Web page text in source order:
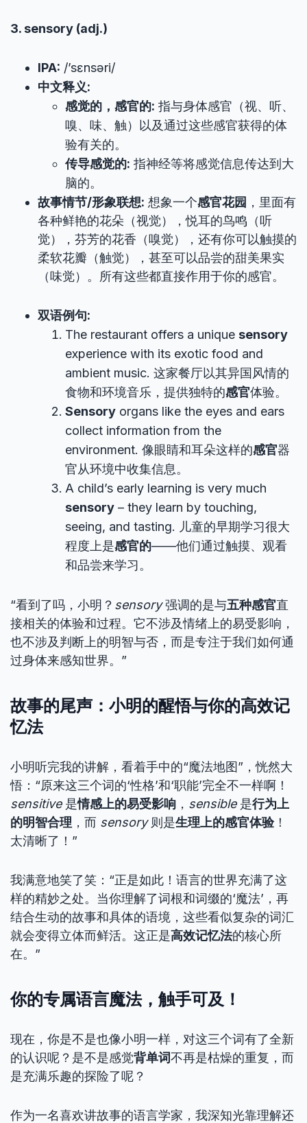
3. sensory (adj.)
IPA: /’sɛnsəri/
中文释义:
感觉的，感官的: 指与身体感官（视、听、
嗅、味、触）以及通过这些感官获得的体
验有关的。
传导感觉的: 指神经等将感觉信息传达到大
脑的。
故事情节/形象联想: 想象一个感官花园 ，里面有
各种鲜艳的花朵（视觉），悦耳的鸟鸣（听
觉），芬芳的花香（嗅觉），还有你可以触摸的
柔软花瓣（触觉），甚至可以品尝的甜美果实
（味觉）。所有这些都直接作用于你的感官。
双语例句:
The restaurant offers a unique sensory
experience with its exotic food and
ambient music. 这家餐厅以其异国风情的
食物和环境音乐，提供独特的感官体验。
Sensory organs like the eyes and ears
collect information from the
environment. 像眼睛和耳朵这样的感官器
官从环境中收集信息。
A child’s early learning is very much
sensory – they learn by touching,
seeing, and tasting. 儿童的早期学习很大
程度上是感官的——他们通过触摸、观看
和品尝来学习。
“看到了吗，小明？ sensory强调的是与五种感官直
接相关的体验和过程。它不涉及情绪上的易受影响，
也不涉及判断上的明智与否，而是专注于我们如何通
过身体来感知世界。”
故事的尾声：小明的醒悟与你的高效记
忆法
小明听完我的讲解，看着手中的“魔法地图”，恍然大
悟：“原来这三个词的‘性格’和‘职能’完全不一样啊！
sensitive是情感上的易受影响 ， sensible是行为上
的明智合理 ，而 sensory则是生理上的感官体验！
太清晰了！”
我满意地笑了笑：“正是如此！语言的世界充满了这
样的精妙之处。当你理解了词根和词缀的‘魔法’，再
结合生动的故事和具体的语境，这些看似复杂的词汇
就会变得立体而鲜活。这正是高效记忆法的核心所
在。”
你的专属语言魔法，触手可及！
现在，你是不是也像小明一样，对这三个词有了全新
的认识呢？是不是感觉背单词不再是枯燥的重复，而
是充满乐趣的探险了呢？
作为一名喜欢讲故事的语言学家，我深知光靠理解还